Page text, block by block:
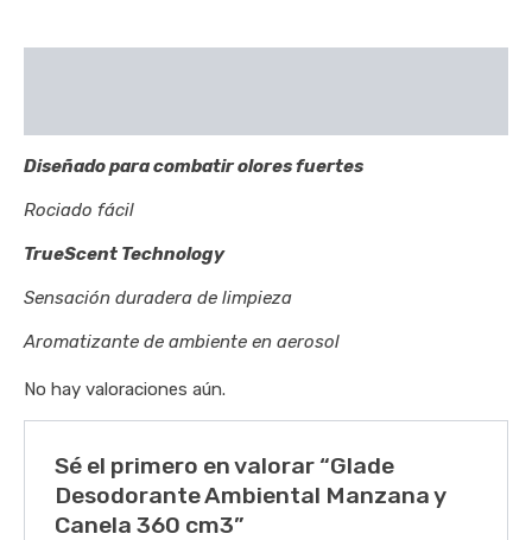
Diseñado para combatir olores fuertes
Rociado fácil
TrueScent Technology
Sensación duradera de limpieza
Aromatizante de ambiente en aerosol
No hay valoraciones aún.
Sé el primero en valorar “Glade
Desodorante Ambiental Manzana y
Canela 360 cm3”